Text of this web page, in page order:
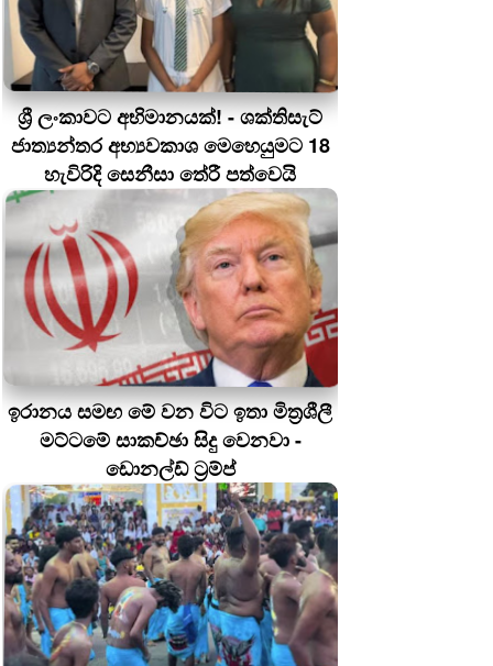
ශ්‍රී ලංකාවට අභිමානයක්! - ශක්තිසැට්
ජාත්‍යන්තර අභ්‍යවකාශ මෙහෙයුමට 18
හැවිරිදි සෙනීසා තේරී පත්වෙයි
ඉරානය සමඟ මේ වන විට ඉතා මිත්‍රශීලී
මට්ටමේ සාකච්ඡා සිදු වෙනවා -
ඩොනල්ඩ් ට්‍රම්ප්